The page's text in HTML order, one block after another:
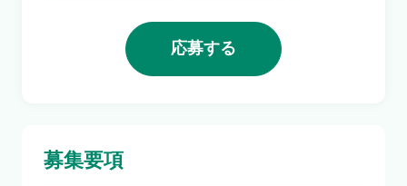
コンサルタント紹介
利用者の声
応募する
募集要項